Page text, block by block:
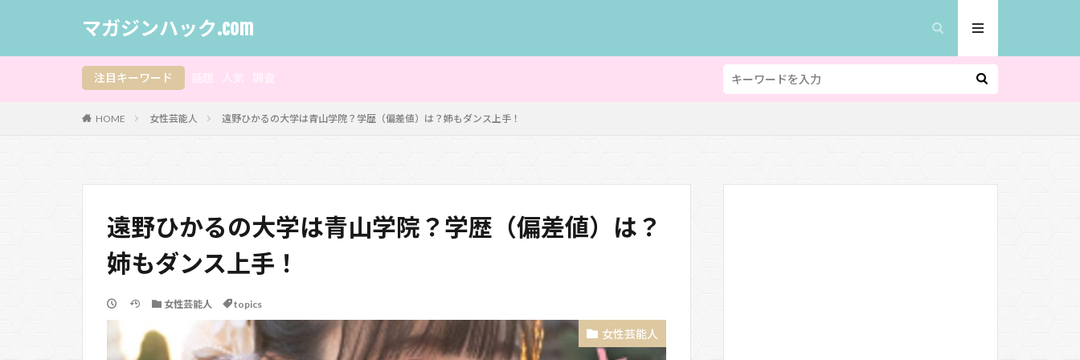
マガジンハック.com
注目キーワード
HOME 女性芸能人 遠野ひかるの大学は青山学院？学歴（偏差値）は？姉もダンス上手！
遠野ひかるの大学は青山学院？学歴（偏差値）は？
姉もダンス上手！
女性芸能人 topics
女性芸能人